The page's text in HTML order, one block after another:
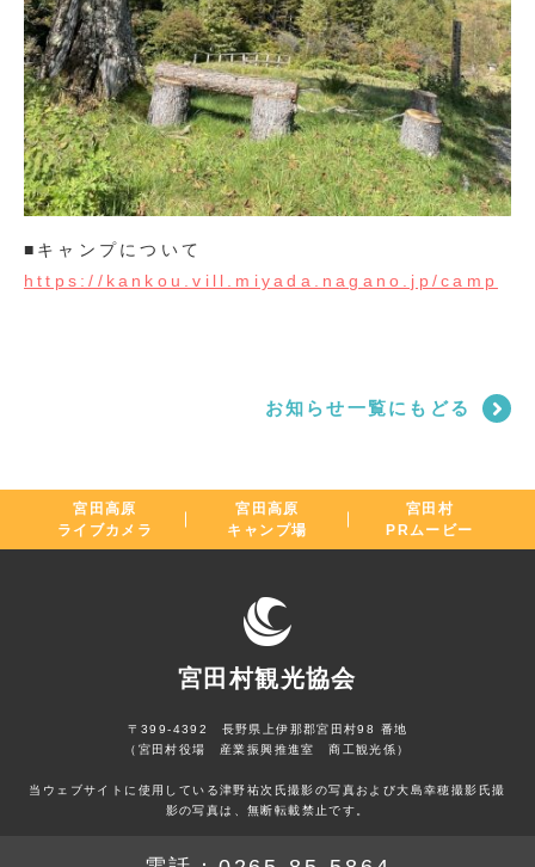
■キャンプについて
https://kankou.vill.miyada.nagano.jp/camp
お知らせ一覧にもどる
宮田高原
ライブカメラ
宮田高原
キャンプ場
宮田村
PRムービー
宮田村観光協会
〒399-4392 長野県上伊那郡宮田村98 番地
（宮田村役場 産業振興推進室 商工観光係）
当ウェブサイトに使用している津野祐次氏撮影の写真および大島幸穂撮影氏撮
影の写真は、無断転載禁止です。